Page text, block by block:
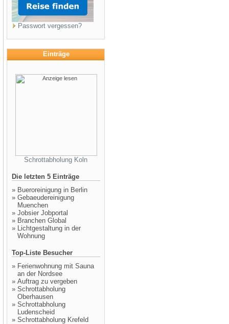
Passwort vergessen?
Einträge
Schrottabholung Koln
Die letzten 5 Einträge
» Bueroreinigung in Berlin
» Gebaeudereinigung
Muenchen
» Jobsier Jobportal
» Branchen Global
» Lichtgestaltung in der
Wohnung
Top-Liste Besucher
» Ferienwohnung mit Sauna
an der Nordsee
» Auftrag zu vergeben
» Schrottabholung
Oberhausen
» Schrottabholung
Ludenscheid
» Schrottabholung Krefeld